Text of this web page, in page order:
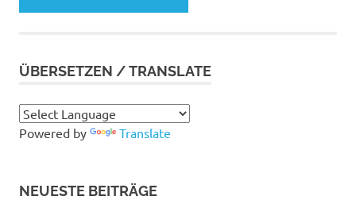
ÜBERSETZEN / TRANSLATE
Powered by Translate
NEUESTE BEITRÄGE